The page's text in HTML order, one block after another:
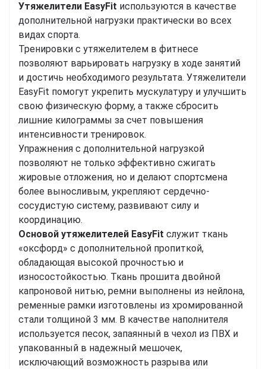
Утяжелители EasyFit используются в качестве
дополнительной нагрузки практически во всех
видах спорта.
Тренировки с утяжелителем в фитнесе
позволяют варьировать нагрузку в ходе занятий
и достичь необходимого результата. Утяжелители
EasyFit помогут укрепить мускулатуру и улучшить
свою физическую форму, а также сбросить
лишние килограммы за счет повышения
интенсивности тренировок.
Упражнения с дополнительной нагрузкой
позволяют не только эффективно сжигать
жировые отложения, но и делают спортсмена
более выносливым, укрепляют сердечно-
сосудистую систему, развивают силу и
координацию.
Основой утяжелителей EasyFit служит ткань
«оксфорд» с дополнительной пропиткой,
обладающая высокой прочностью и
износостойкостью. Ткань прошита двойной
капроновой нитью, ремни выполнены из нейлона,
ременные рамки изготовлены из хромированной
стали толщиной 3 мм. В качестве наполнителя
используется песок, запаянный в чехол из ПВХ и
упакованный в надежный мешочек,
исключающий возможность разрыва или